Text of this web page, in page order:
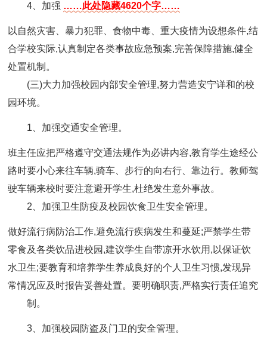
4、加强 ……此处隐藏4620个字……
以自然灾害、暴力犯罪、食物中毒、重大疫情为设想条件,结
合学校实际,认真制定各类事故应急预案,完善保障措施,健全
处置机制。
(三)大力加强校园内部安全管理,努力营造安宁详和的校
园环境。
1、加强交通安全管理。
班主任应把严格遵守交通法规作为必讲内容,教育学生途经公
路时要小心来往车辆,骑车、步行的向右行、靠边行。教师驾
驶车辆来校时要注意避开学生,杜绝发生意外事故。
2、加强卫生防疫及校园饮食卫生安全管理。
做好流行病防治工作,避免流行疾病发生和蔓延;严禁学生带
零食及各类饮品进校园,建议学生自带凉开水饮用,以保证饮
水卫生;要教育和培养学生养成良好的个人卫生习惯,发现异
常情况应及时报告妥善处置。要明确职责,严格实行责任追究
制。
3、加强校园防盗及门卫的安全管理。